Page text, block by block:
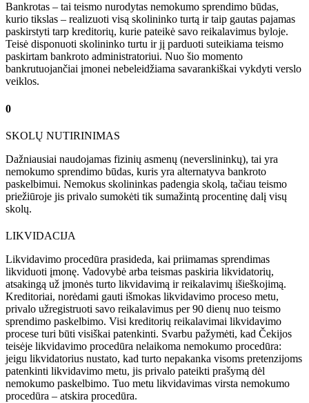
Bankrotas – tai teismo nurodytas nemokumo sprendimo būdas,
kurio tikslas – realizuoti visą skolininko turtą ir taip gautas pajamas
paskirstyti tarp kreditorių, kurie pateikė savo reikalavimus byloje.
Teisė disponuoti skolininko turtu ir jį parduoti suteikiama teismo
paskirtam bankroto administratoriui. Nuo šio momento
bankrutuojančiai įmonei nebeleidžiama savarankiškai vykdyti verslo
veiklos.
0
SKOLŲ NUTIRINIMAS
Dažniausiai naudojamas fizinių asmenų (neverslininkų), tai yra
nemokumo sprendimo būdas, kuris yra alternatyva bankroto
paskelbimui. Nemokus skolininkas padengia skolą, tačiau teismo
priežiūroje jis privalo sumokėti tik sumažintą procentinę dalį visų
skolų.
LIKVIDACIJA
Likvidavimo procedūra prasideda, kai priimamas sprendimas
likviduoti įmonę. Vadovybė arba teismas paskiria likvidatorių,
atsakingą už įmonės turto likvidavimą ir reikalavimų išieškojimą.
Kreditoriai, norėdami gauti išmokas likvidavimo proceso metu,
privalo užregistruoti savo reikalavimus per 90 dienų nuo teismo
sprendimo paskelbimo. Visi kreditorių reikalavimai likvidavimo
procese turi būti visiškai patenkinti. Svarbu pažymėti, kad Čekijos
teisėje likvidavimo procedūra nelaikoma nemokumo procedūra:
jeigu likvidatorius nustato, kad turto nepakanka visoms pretenzijoms
patenkinti likvidavimo metu, jis privalo pateikti prašymą dėl
nemokumo paskelbimo. Tuo metu likvidavimas virsta nemokumo
procedūra – atskira procedūra.